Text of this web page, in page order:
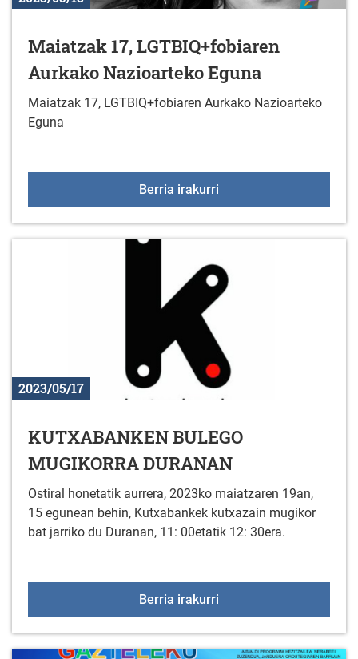
Maiatzak 17, LGTBIQ+fobiaren
Aurkako Nazioarteko Eguna
Maiatzak 17, LGTBIQ+fobiaren Aurkako Nazioarteko
Eguna
Berria irakurri
2023/05/17
KUTXABANKEN BULEGO
MUGIKORRA DURANAN
Ostiral honetatik aurrera, 2023ko maiatzaren 19an,
15 egunean behin, Kutxabankek kutxazain mugikor
bat jarriko du Duranan, 11: 00etatik 12: 30era.
Berria irakurri